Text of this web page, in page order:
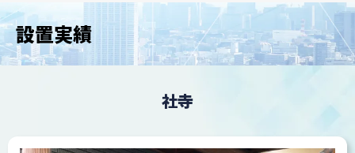
設置実績
社寺